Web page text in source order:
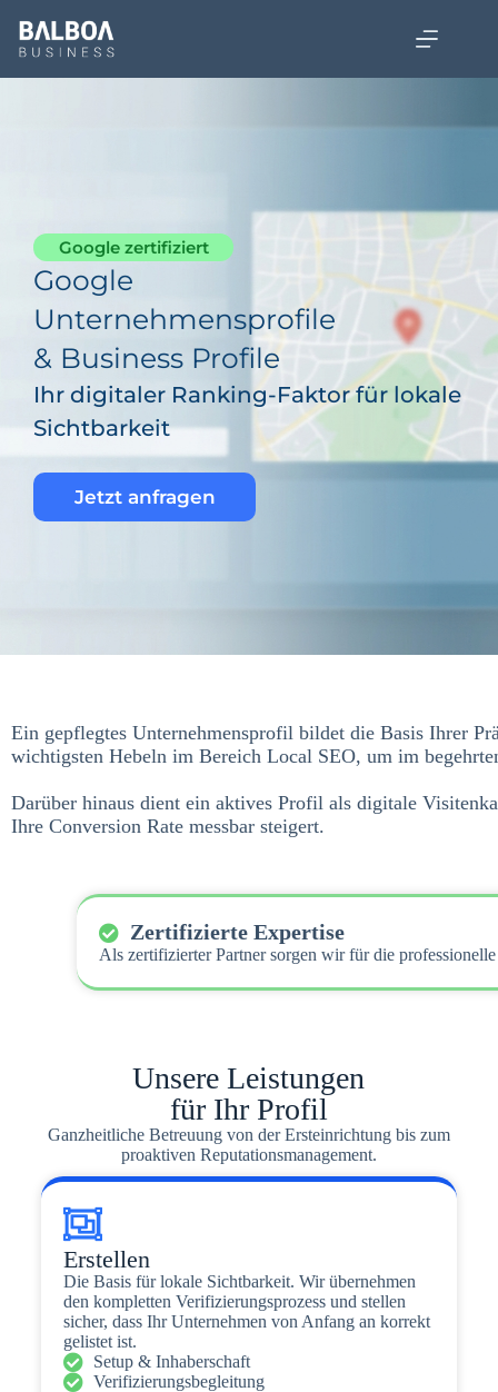
Google zertifiziert
Google
Unternehmensprofile
& Business Profile
Ihr digitaler Ranking-Faktor für lokale
Sichtbarkeit
Jetzt anfragen
Ein gepflegtes Unternehmensprofil bildet die Basis Ihrer
wichtigsten Hebeln im Bereich Local SEO, um im
Darüber hinaus dient ein aktives Profil als digitale
Ihre Conversion Rate messbar steigert.
Zertifizierte Expertise
Als zertifizierter Partner sorgen wir für die
Unsere Leistungen
für Ihr Profil
Ganzheitliche Betreuung von der Ersteinrichtung bis zum
proaktiven Reputationsmanagement.
Erstellen
Die Basis für lokale Sichtbarkeit. Wir übernehmen
den kompletten Verifizierungsprozess und stellen
sicher, dass Ihr Unternehmen von Anfang an korrekt
gelistet ist.
Setup & Inhaberschaft
Verifizierungsbegleitung